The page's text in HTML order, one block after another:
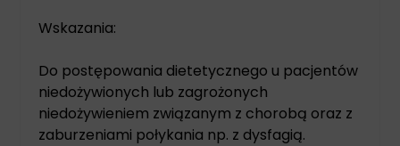
Wskazania:
Do postępowania dietetycznego u pacjentów
niedożywionych lub zagrożonych
niedożywieniem związanym z chorobą oraz z
zaburzeniami połykania np. z dysfagią.